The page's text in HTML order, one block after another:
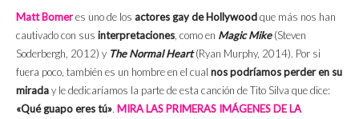
Matt Bomeres uno de los actores gay de Hollywoodque más nos han
cautivado con sus interpretaciones , como en Magic Mike(Steven
Soderbergh, 2012) y The Normal Heart(Ryan Murphy, 2014). Por si
fuera poco, también es un hombre en el cual nos podríamos perder en su
miraday le dedicaríamos la parte de esta canción de Tito Silva que dice:
«Qué guapo eres tú». MIRA LAS PRIMERAS IMÁGENES DE LA